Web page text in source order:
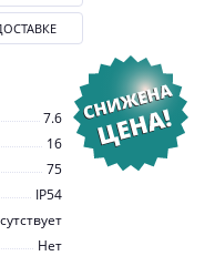
7.6
16
75
IP54
Нет